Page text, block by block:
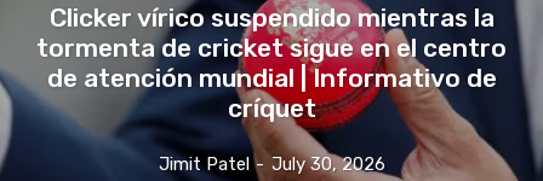
Clicker vírico suspendido mientras la
tormenta de cricket sigue en el centro
de atención mundial | Informativo de
críquet
Jimit Patel - July 30, 2026